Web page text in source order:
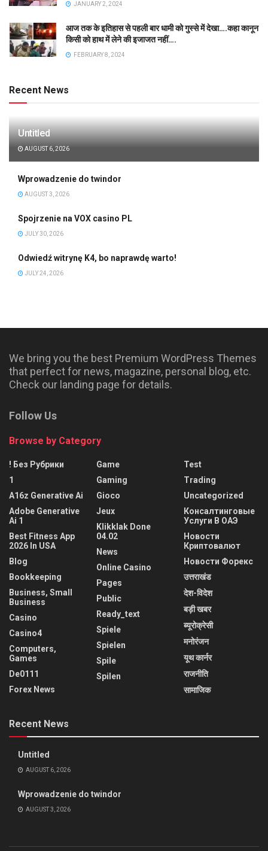
JANUARY 2, 2024
आज तक के इतिहास से पहली बार धामी को गुस्से में देखा….कहा कानून
किसी को हाथ में लेने की इजाजत नहीं….
FEBRUARY 8, 2024
Recent News
Untitled
AUGUST 6, 2026
Wprowadzenie do twindor
AUGUST 3, 2026
Spojrzenie na VOX casino PL
JULY 30, 2026
Odwiedź witrynę K4, bo naprawdę warto!
JULY 24, 2026
We bring you the best Premium WordPress Themes
that perfect for news, magazine, personal blog, etc.
Check our landing page for details.
Follow Us
Browse by Category
! Без Рубрики
1
A16z Generative Ai
Adobe Generative
Ai 1
Best Fitness App
2026 In USA
Blog
Bookkeeping
Business, Small
Business
Casino
Casino4
Computers,
Games
De0111
Forex News
Game
Gaming
Gioco
Jeux
Klikklak Done
04.02
News
Online Casino
Pages
Public
Ready_text
Spiele
Spielen
Spile
Spilen
Test
Trading
Uncategorized
Консалтинговые
Услуги В ОАЭ
Новости
Криптовалют
Новости Форекс
उत्तराखंड
देश-विदेश
बड़ी खबर
ब्यूरोक्रेसी
मनोरंजन
यूथ कार्नर
राजनीति
सामाजिक
Recent News
Untitled
AUGUST 6, 2026
Wprowadzenie do twindor
AUGUST 3, 2026